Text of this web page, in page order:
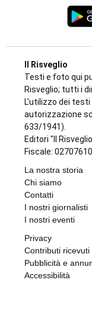
Il Risveglio
Testi e foto qui
Risveglio; tutti i
L'utilizzo dei
autorizzazione
633/1941).
Editori "Il
Fiscale:
La nostra storia
Chi siamo
Contatti
I nostri giornalisti
I nostri eventi
Privacy
Contributi ricevuti
Pubblicità e
Accessibilità